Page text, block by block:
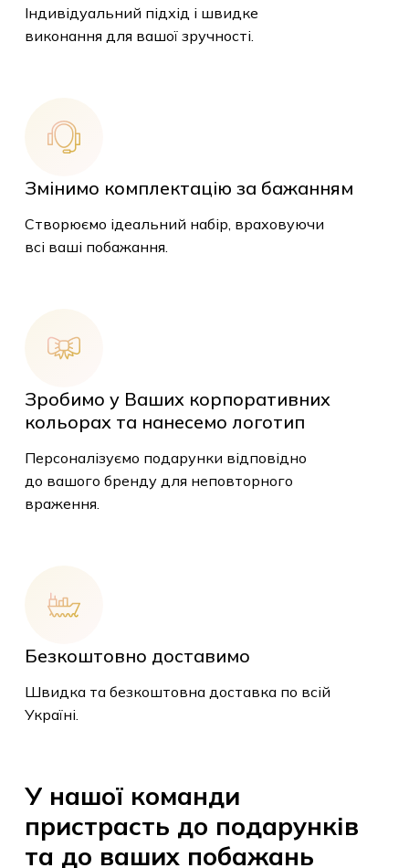
У кошику немає
товарів.
Індивідуальний підхід і швидке
виконання для вашої зручності.
Змінимо комплектацію за бажанням
Створюємо ідеальний набір, враховуючи
всі ваші побажання.
Зробимо у Ваших корпоративних
кольорах та нанесемо логотип
Персоналізуємо подарунки відповідно
до вашого бренду для неповторного
враження.
Безкоштовно доставимо
Швидка та безкоштовна доставка по всій
Україні.
У нашої команди
пристрасть до подарунків
та до ваших побажань